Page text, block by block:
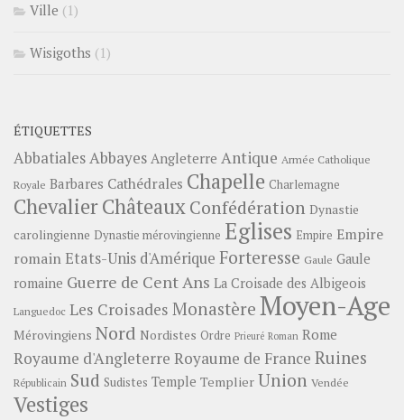
Ville (1)
Wisigoths (1)
ÉTIQUETTES
AbbatialesAbbayes Angleterre Antique Armée Catholique
Royale Barbares Cathédrales Chapelle Charlemagne
ChevalierChâteauxConfédération Dynastie
carolingienne Dynastie mérovingienne Eglises Empire Empire
romainEtats-Unis d'Amérique Forteresse Gaule Gaule
romaine Guerre de Cent Ans La Croisade des Albigeois
Languedoc Les Croisades Monastère Moyen-Age
Mérovingiens Nord Nordistes Ordre Prieuré Roman Rome
Royaume d'Angleterre Royaume de France Ruines
Républicain Sud Sudistes Temple Templier Union Vendée
Vestiges